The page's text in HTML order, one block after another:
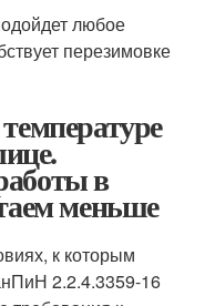
любое
перезимовке
в
меньше
к которым
2.2.4.3359-16